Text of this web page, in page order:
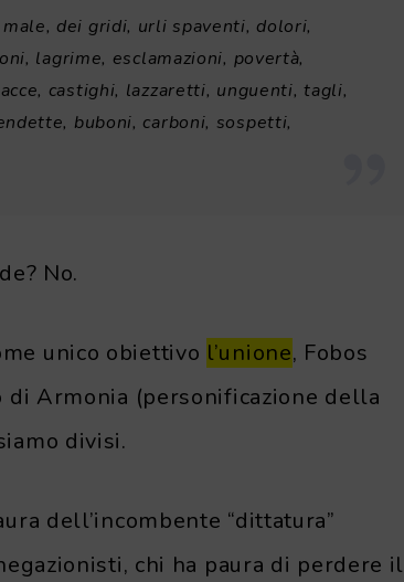
dei gridi, urli spaventi, dolori,
lagrime, esclamazioni, povertà,
castighi, lazzaretti, unguenti, tagli,
buboni, carboni, sospetti,
No.
unico obiettivo l’unione, Fobos
Armonia (personificazione della
divisi.
dell’incombente “dittatura”
chi ha paura di perdere il